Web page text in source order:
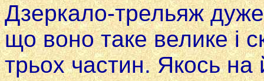
Дзеркало-трельяж
що воно таке велике i
трьох частин. Якось на